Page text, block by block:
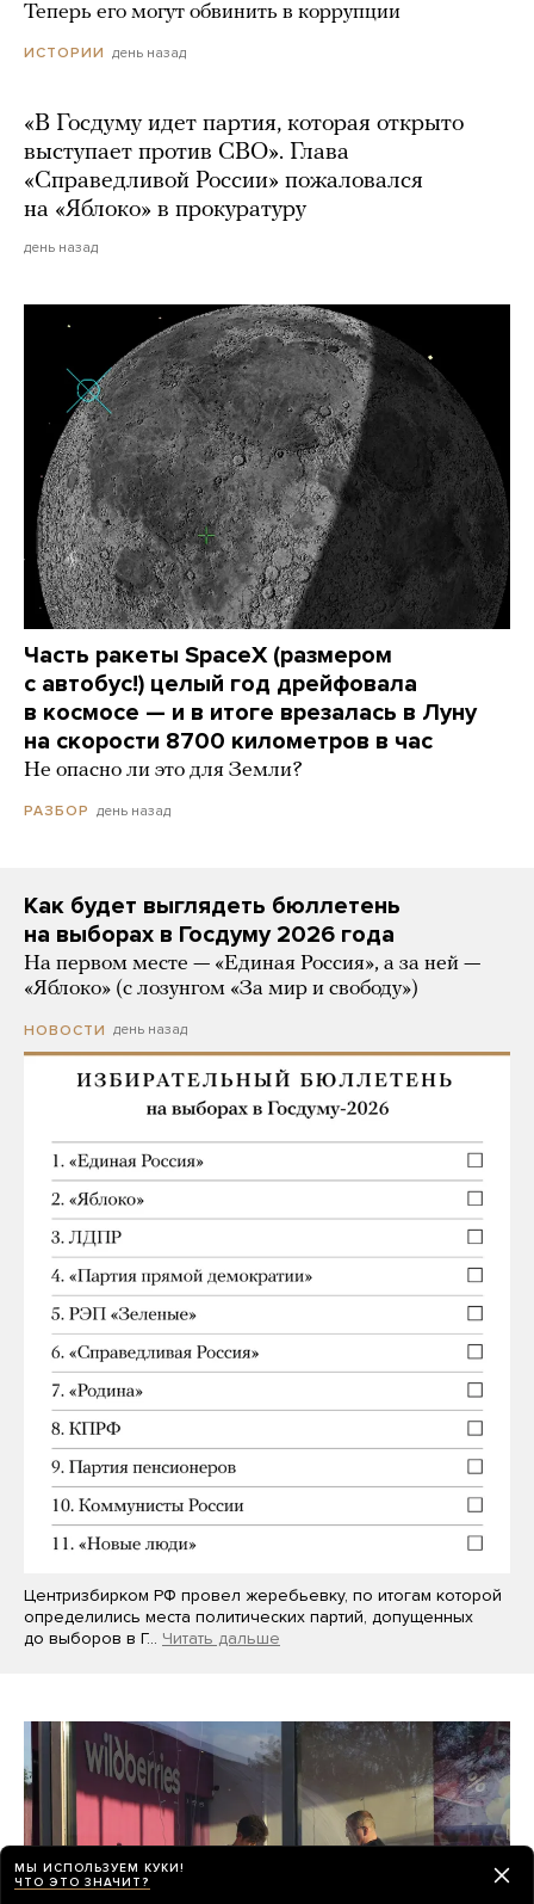
Теперь его могут обвинить в коррупции
ИСТОРИИ день назад
«В Госдуму идет партия, которая открыто
выступает против СВО». Глава
«Справедливой России» пожаловался
на «Яблоко» в прокуратуру
день назад
Часть ракеты SpaceX (размером
с автобус!) целый год дрейфовала
в космосе — и в итоге врезалась в Луну
на скорости 8700 километров в час
Не опасно ли это для Земли?
РАЗБОР день назад
Как будет выглядеть бюллетень
на выборах в Госдуму 2026 года
На первом месте — «Единая Россия», а за ней —
«Яблоко» (с лозунгом «За мир и свободу»)
НОВОСТИ день назад
Центризбирком РФ провел жеребьевку, по итогам которой
определились места политических партий, допущенных
до выборов в Г… Читать дальше
МЫ ИСПОЛЬЗУЕМ КУКИ!
ЧТО ЭТО ЗНАЧИТ?